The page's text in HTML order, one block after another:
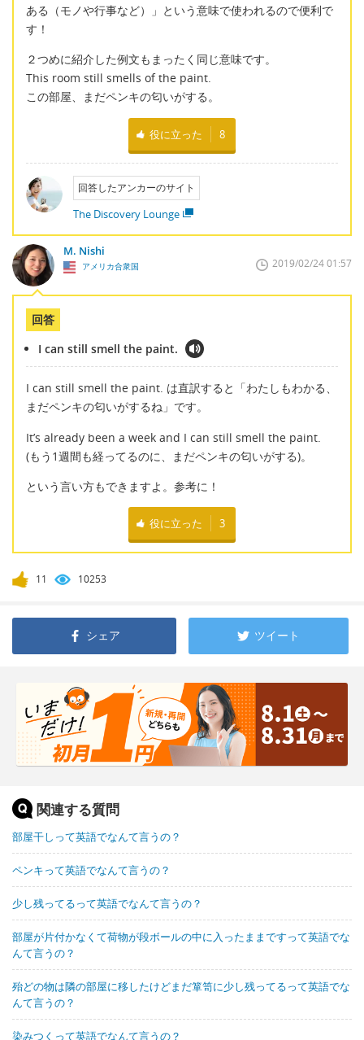
ある（モノや行事など）」という意味で使われるので便利で
す！
２つめに紹介した例文もまったく同じ意味です。
This room still smells of the paint.
この部屋、まだペンキの匂いがする。
役に立った 8
回答したアンカーのサイト
The Discovery Lounge
M. Nishi
アメリカ合衆国 2019/02/24 01:57
回答
I can still smell the paint.
I can still smell the paint. は直訳すると「わたしもわかる、
まだペンキの匂いがするね」です。
It’s already been a week and I can still smell the paint.
(もう1週間も経ってるのに、まだペンキの匂いがする)。
という言い方もできますよ。参考に！
役に立った 3
11 10253
シェア ツイート
関連する質問
部屋干しって英語でなんて言うの？
ペンキって英語でなんて言うの？
少し残ってるって英語でなんて言うの？
部屋が片付かなくて荷物が段ボールの中に入ったままですって英語でな
んて言うの？
殆どの物は隣の部屋に移したけどまだ箪笥に少し残ってるって英語でな
んて言うの？
染みつくって英語でなんて言うの？